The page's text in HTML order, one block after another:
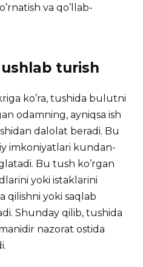
va qo’llab-
turish
ko’ra, tushida bulutni
odamning, ayniqsa ish
dalolat beradi. Bu
imkoniyatlari kundan-
Bu tush ko’rgan
yoki istaklarini
qilishni yoki saqlab
Shunday qilib, tushida
nazorat ostida